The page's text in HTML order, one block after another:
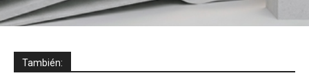
También: